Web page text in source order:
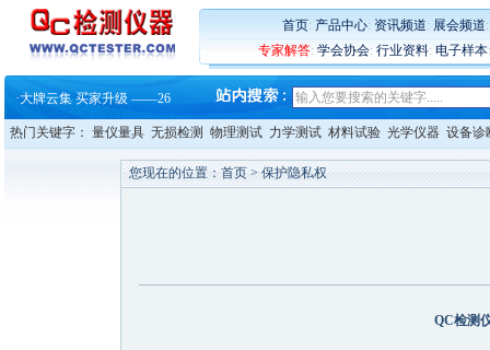
首页: 产品中心: 资讯频道: 展会频道
专家解答: 学会协会: 行业资料: 电子样本
铸就AI服务器质量动脉 – 高
ZEISS BOSELLO ADR 让内部缺
蔡司和亿纬锂能达成战略合作
·大牌云集 买家升级 ——26
·蔡司软件 | 高效变形分析能
·铸就AI服务器质量动脉 – 高
·铸就AI服务器质量动脉 – 高
ZEISS BOSELLO ADR 让内部缺
蔡司和亿纬锂能达成战略合作
热门关键字： 量仪量具 无损检测 物理测试 力学测试 材料试验 光学仪器 设备诊
您现在的位置：首页> 保护隐私权
QC检测